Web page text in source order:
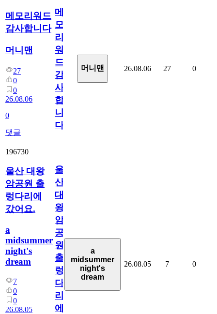
메모리워드
감사합니다
머니맨
27
0
0
26.08.06
0
댓글
메
모
리
워
드
감
사
합
니
다
머니맨 26.08.06 27 0
196730
울산 대왕
암공원 출
렁다리에
갔어요.
a
midsummer
night's
dream
7
0
0
26.08.05
울
산
대
왕
암
공
원
출
렁
다
리
에
a
midsummer
night's
dream
26.08.05 7 0